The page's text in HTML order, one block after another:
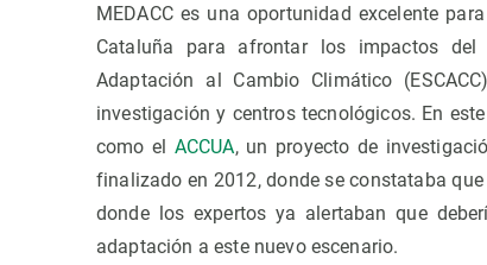
MEDACC es una oportunidad excelente
Cataluña para afrontar los impactos
Adaptación al Cambio Climático
investigación y centros tecnológicos. En
como el ACCUA, un proyecto de
finalizado en 2012, donde se constataba
donde los expertos ya alertaban que
adaptación a este nuevo escenario.